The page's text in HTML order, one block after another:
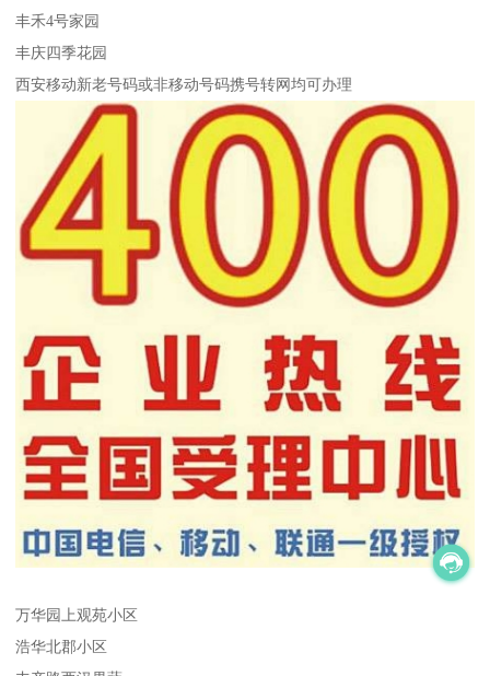
丰禾4号家园
丰庆四季花园
西安移动新老号码或非移动号码携号转网均可办理
万华园上观苑小区
浩华北郡小区